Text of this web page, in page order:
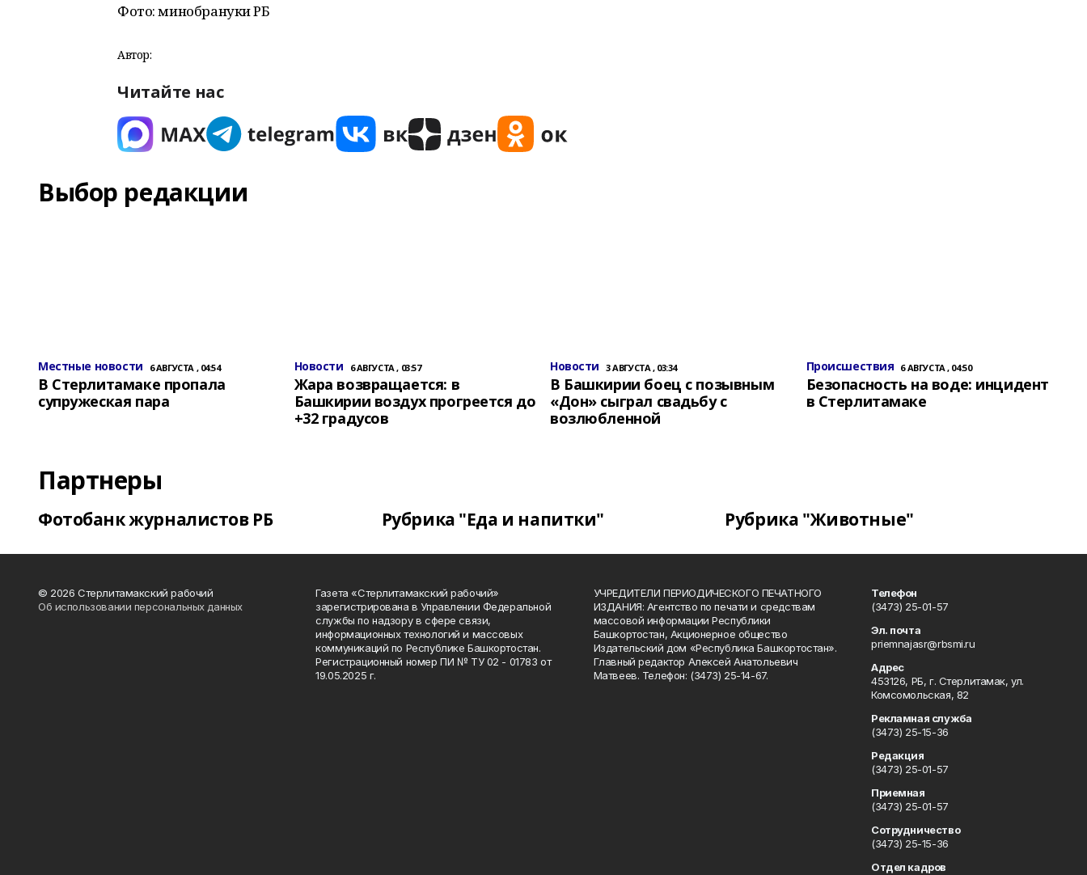
Фото: минобрануки РБ
Автор:
Читайте нас
Выбор редакции
Местные новости 6 АВГУСТА , 04:54
В Стерлитамаке пропала
супружеская пара
Новости 6 АВГУСТА , 03:57
Жара возвращается: в
Башкирии воздух прогреется до
+32 градусов
Новости 3 АВГУСТА , 03:34
В Башкирии боец с позывным
«Дон» сыграл свадьбу с
возлюбленной
Происшествия 6 АВГУСТА , 04:50
Безопасность на воде: инцидент
в Стерлитамаке
Партнеры
Фотобанк журналистов РБ Рубрика "Еда и напитки" Рубрика "Животные"
© 2026 Стерлитамакский рабочий
Об использовании персональных данных
Газета «Стерлитамакский рабочий»
зарегистрирована в Управлении Федеральной
службы по надзору в сфере связи,
информационных технологий и массовых
коммуникаций по Республике Башкортостан.
Регистрационный номер ПИ № ТУ 02 - 01783 от
19.05.2025 г.
УЧРЕДИТЕЛИ ПЕРИОДИЧЕСКОГО ПЕЧАТНОГО
ИЗДАНИЯ: Агентство по печати и средствам
массовой информации Республики
Башкортостан, Акционерное общество
Издательский дом «Республика Башкортостан».
Главный редактор Алексей Анатольевич
Матвеев. Телефон: (3473) 25-14-67.
Телефон
(3473) 25-01-57
Эл. почта
priemnajasr@rbsmi.ru
Адрес
453126, РБ, г. Стерлитамак, ул.
Комсомольская, 82
Рекламная служба
(3473) 25-15-36
Редакция
(3473) 25-01-57
Приемная
(3473) 25-01-57
Сотрудничество
(3473) 25-15-36
Отдел кадров